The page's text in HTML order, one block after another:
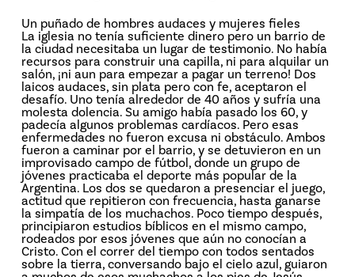
Un puñado de hombres audaces y mujeres fieles
La iglesia no tenía suficiente dinero pero un barrio de
la ciudad necesitaba un lugar de testimonio. No había
recursos para construir una capilla, ni para alquilar un
salón, ¡ni aun para empezar a pagar un terreno! Dos
laicos audaces, sin plata pero con fe, aceptaron el
desafío. Uno tenía alrededor de 40 años y sufría una
molesta dolencia. Su amigo había pasado los 60, y
padecía algunos problemas cardíacos. Pero esas
enfermedades no fueron excusa ni obstáculo. Ambos
fueron a caminar por el barrio, y se detuvieron en un
improvisado campo de fútbol, donde un grupo de
jóvenes practicaba el deporte más popular de la
Argentina. Los dos se quedaron a presenciar el juego,
actitud que repitieron con frecuencia, hasta ganarse
la simpatía de los muchachos. Poco tiempo después,
principiaron estudios bíblicos en el mismo campo,
rodeados por esos jóvenes que aún no conocían a
Cristo. Con el correr del tiempo con todos sentados
sobre la tierra, conversando bajo el cielo azul, guiaron